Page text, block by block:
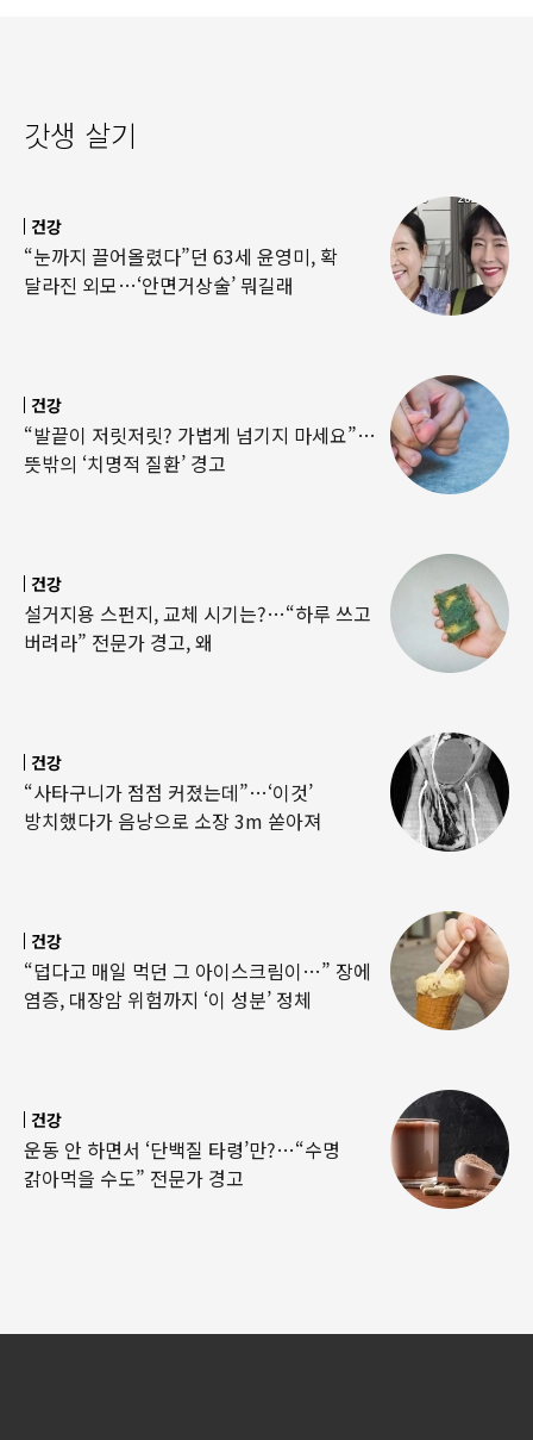
갓생 살기
건강
“눈까지 끌어올렸다”던 63세 윤영미, 확
달라진 외모…‘안면거상술’ 뭐길래
건강
“발끝이 저릿저릿? 가볍게 넘기지 마세요”…
뜻밖의 ‘치명적 질환’ 경고
건강
설거지용 스펀지, 교체 시기는?…“하루 쓰고
버려라” 전문가 경고, 왜
건강
“사타구니가 점점 커졌는데”…‘이것’
방치했다가 음낭으로 소장 3m 쏟아져
건강
“덥다고 매일 먹던 그 아이스크림이…” 장에
염증, 대장암 위험까지 ‘이 성분’ 정체
건강
운동 안 하면서 ‘단백질 타령’만?…“수명
갉아먹을 수도” 전문가 경고